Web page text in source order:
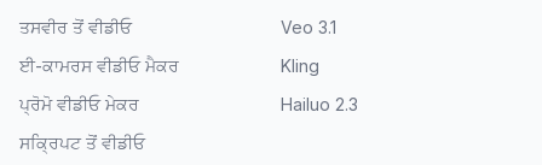
ਤਸਵੀਰ ਤੋਂ ਵੀਡੀਓ
ਈ-ਕਾਮਰਸ ਵੀਡੀਓ ਮੈਕਰ
ਪ੍ਰੋਮੋ ਵੀਡੀਓ ਮੇਕਰ
ਸਕ੍ਰਿਪਟ ਤੋਂ ਵੀਡੀਓ
Veo 3.1
Kling
Hailuo 2.3